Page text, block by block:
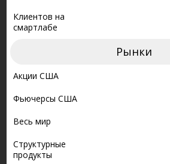
Клиентов на
смартлабе
Рынки
Акции США
Фьючерсы США
Весь мир
Структурные
продукты